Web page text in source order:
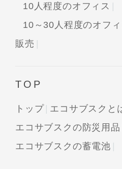
10人程度のオフィス
10～30人程度のオフィ
販売
TOP
トップ
エコサブスクと
エコサブスクの防災用品
エコサブスクの蓄電池